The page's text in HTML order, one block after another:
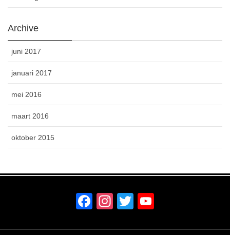
Archive
juni 2017
januari 2017
mei 2016
maart 2016
oktober 2015
F
In
T